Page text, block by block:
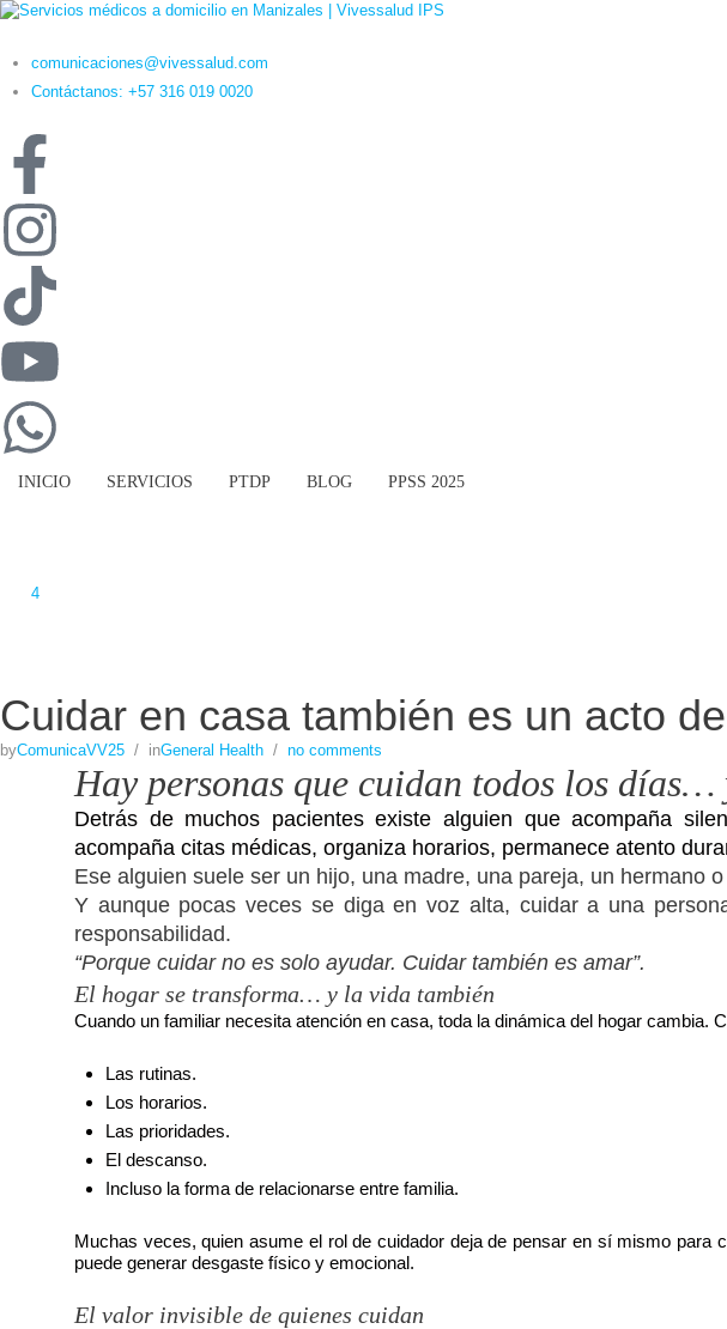
comunicaciones@vivessalud.com
Contáctanos: +57 316 019 0020
INICIO SERVICIOS PTDP BLOG PPSS 2025
4
Cuidar en casa también es un acto
byComunicaVV25 / inGeneral Health / no comments
Hay personas que cuidan todos los
Detrás de muchos pacientes existe alguien que acompaña
acompaña citas médicas, organiza horarios, permanece atento
Ese alguien suele ser un hijo, una madre, una pareja, un hermano
Y aunque pocas veces se diga en voz alta, cuidar a una
responsabilidad.
“Porque cuidar no es solo ayudar. Cuidar también es amar”.
El hogar se transforma… y la vida también
Cuando un familiar necesita atención en casa, toda la dinámica del hogar cambia.
Las rutinas.
Los horarios.
Las prioridades.
El descanso.
Incluso la forma de relacionarse entre familia.
Muchas veces, quien asume el rol de cuidador deja de pensar en sí mismo
puede generar desgaste físico y emocional.
El valor invisible de quienes cuidan